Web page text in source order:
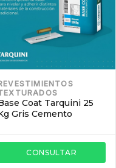
Coat Tarquini 25
Gris Cemento
CONSULTAR